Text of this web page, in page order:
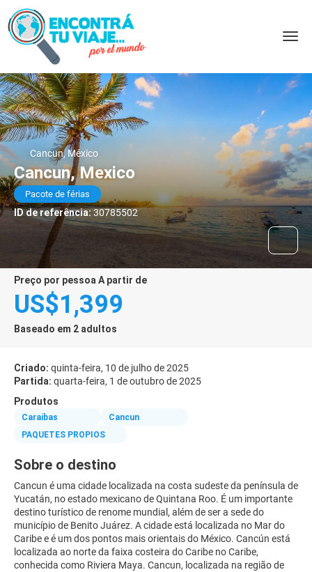
Cancun, México
Cancun, Mexico
Pacote de férias
ID de referência: 30785502
preço por pessoa A partir de
US$1,399
Baseado em 2 adultos
Criado: quinta-feira, 10 de julho de 2025
Partida: quarta-feira, 1 de outubro de 2025
Produtos
Caraibas
Cancun
PAQUETES PROPIOS
Sobre o destino
Cancun é uma cidade localizada na costa sudeste da península de
Yucatán, no estado mexicano de Quintana Roo. É um importante
destino turístico de renome mundial, além de ser a sede do
município de Benito Juárez. A cidade está localizada no Mar do
Caribe e é um dos pontos mais orientais do México. Cancún está
localizada ao norte da faixa costeira do Caribe no Caribe,
conhecida como Riviera Maya. Cancun, localizada na região de